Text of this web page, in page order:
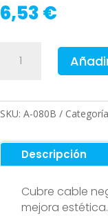
6,53€
cable
cantidad
SKU: A-080B
Descripción
Cubre cable
mejora estética.